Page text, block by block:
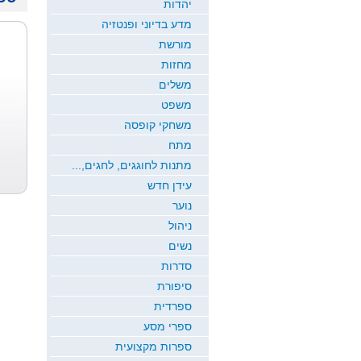
יהדות
מדע בדיוני ופנטזיה
מורשת
מחזות
משלים
משפט
משחקי קופסה
מתח
מתנות לחוגגים, לחגים,...
עידן חדש
נוער
ניהול
נשים
סדרות
סיפורת
ספרדית
ספרי מסע
ספרות מקצועית